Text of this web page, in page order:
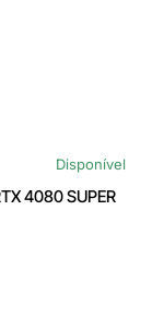
Disponível
4080 SUPER